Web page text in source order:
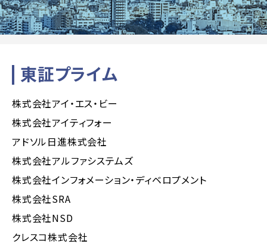
東証プライム
株式会社アイ・エス・ビー
株式会社アイティフォー
アドソル日進株式会社
株式会社アルファシステムズ
株式会社インフォメーション・ディベロプメント
株式会社SRA
株式会社NSD
クレスコ株式会社